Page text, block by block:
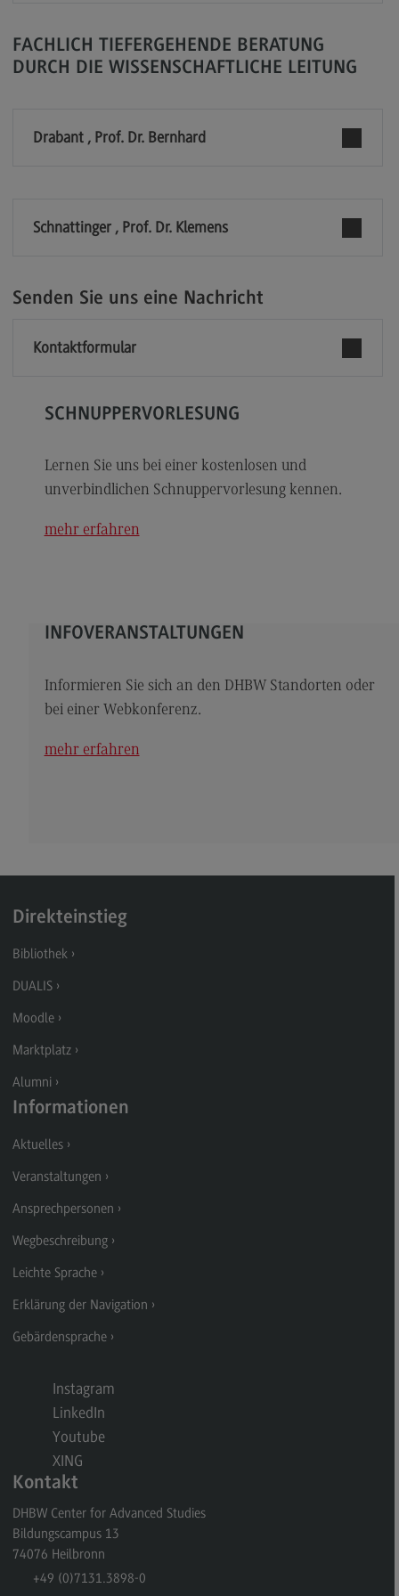
Berufsperspektiven
Digital Business Management
Modulangebot
Kontakt
Elektrotechnik und Informationstechnik
Profil-O-Mat Elektrotechnik und
Informationstechnik
(External link)
Entrepreneurship
Entrepreneurship
Modulangebot
Executive Engineering
Modulangebot
Governance Sozialer Arbeit
Modulangebot
Kontakt
Informatik
Informatik
Profil-O-Mat Informatik
FACHLICH TIEFERGEHENDE BERATUNG
DURCH DIE WISSENSCHAFTLICHE LEITUNG
Drabant , Prof. Dr. Bernhard
Schnattinger , Prof. Dr. Klemens
Senden Sie uns eine Nachricht
Kontaktformular
SCHNUPPERVORLESUNG
Lernen Sie uns bei einer kostenlosen und
unverbindlichen Schnuppervorlesung kennen.
mehr erfahren
INFOVERANSTALTUNGEN
Informieren Sie sich an den DHBW Standorten oder
bei einer Webkonferenz.
mehr erfahren
Direkteinstieg
Bibliothek
DUALIS
Moodle
Marktplatz
Alumni
Informationen
Aktuelles
Veranstaltungen
Ansprechpersonen
Wegbeschreibung
Leichte Sprache
Erklärung der Navigation
Gebärdensprache
Instagram
LinkedIn
Youtube
XING
Kontakt
DHBW Center for Advanced Studies
Bildungscampus 13
74076 Heilbronn
+49 (0)7131.3898-0